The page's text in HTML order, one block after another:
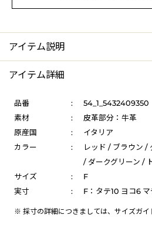
アイテム説明
アイテム詳細
品番 :
54_1_5432409350
素材
:
皮革部分：牛革
原産国
:
イタリア
カラー
:
レッド / ブラウン /
/ ダークグリーン /
サイズ
:
F
実寸
: F：タテ10 ヨコ6 マ
※ 採寸の詳細につきましては、 サイズガイ